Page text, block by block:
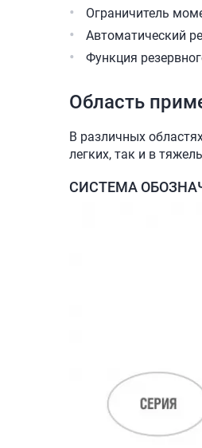
Ограничитель
Автоматический
Функция
Область
В различных
легких, так и в
СИСТЕМА